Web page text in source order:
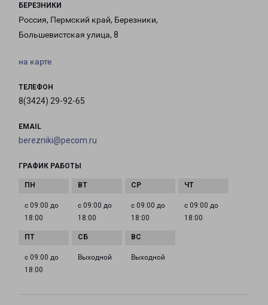
БЕРЕЗНИКИ
Россия, Пермский край, Березники,
Большевистская улица, 8
на карте
ТЕЛЕФОН
8(3424) 29-92-65
EMAIL
berezniki@pecom.ru
ГРАФИК РАБОТЫ
с 09:00 до
18:00
с 09:00 до
18:00
с 09:00 до
18:00
с 09:00 до
18:00
с 09:00 до
18:00
Выходной Выходной